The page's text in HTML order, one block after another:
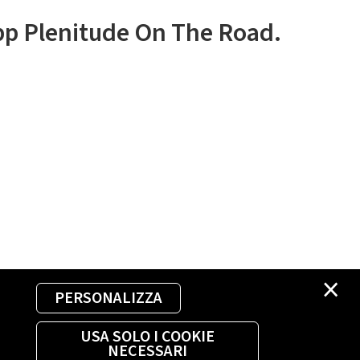
×
PERSONALIZZA
USA SOLO I COOKIE
NECESSARI
Plenitude On The Road.